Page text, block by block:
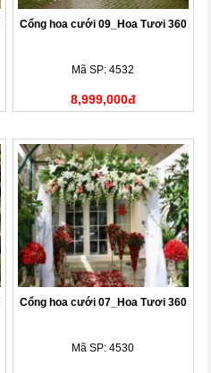
Cổng hoa cưới 09_Hoa Tươi 360
Mã SP: 4532
8,999,000đ
Cổng hoa cưới 07_Hoa Tươi 360
Mã SP: 4530